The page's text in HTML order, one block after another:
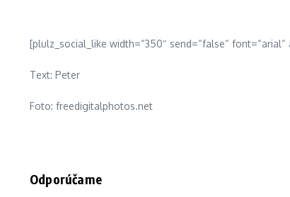
[plulz_social_like width=“350″ send=“false“
Text: Peter
Foto: freedigitalphotos.net
Odporúčame